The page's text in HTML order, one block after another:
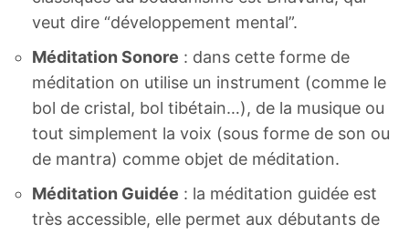
veut dire “développement mental”.
Méditation Sonore : dans cette forme de
méditation on utilise un instrument (comme le
bol de cristal, bol tibétain…), de la musique ou
tout simplement la voix (sous forme de son ou
de mantra) comme objet de méditation.
Méditation Guidée : la méditation guidée est
très accessible, elle permet aux débutants de